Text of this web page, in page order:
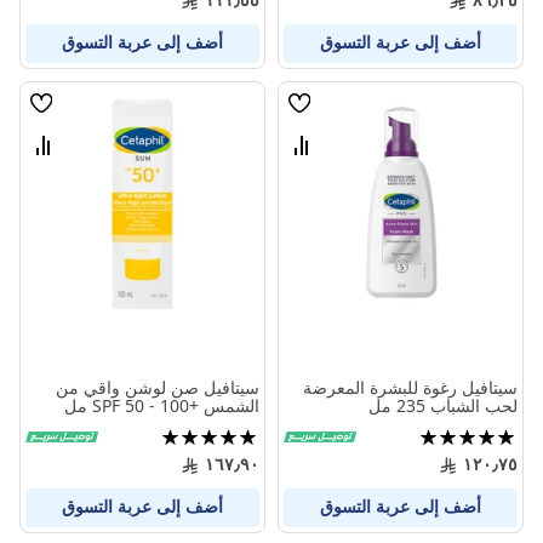
أضف إلى عربة التسوق أضف إلى عربة التسوق
قائمة
قارن
سيتافيل رغوة للبشرة المعرضة
لحب الشباب 235 مل
تقييم:
100%
١٢٠٫٧٥
أضف إلى عربة التسوق
قائمة
قارن
سيتافيل صن لوشن واقي من
الشمس +SPF 50 - 100 مل
تقييم:
100%
١٦٧٫٩٠
أضف إلى عربة التسوق